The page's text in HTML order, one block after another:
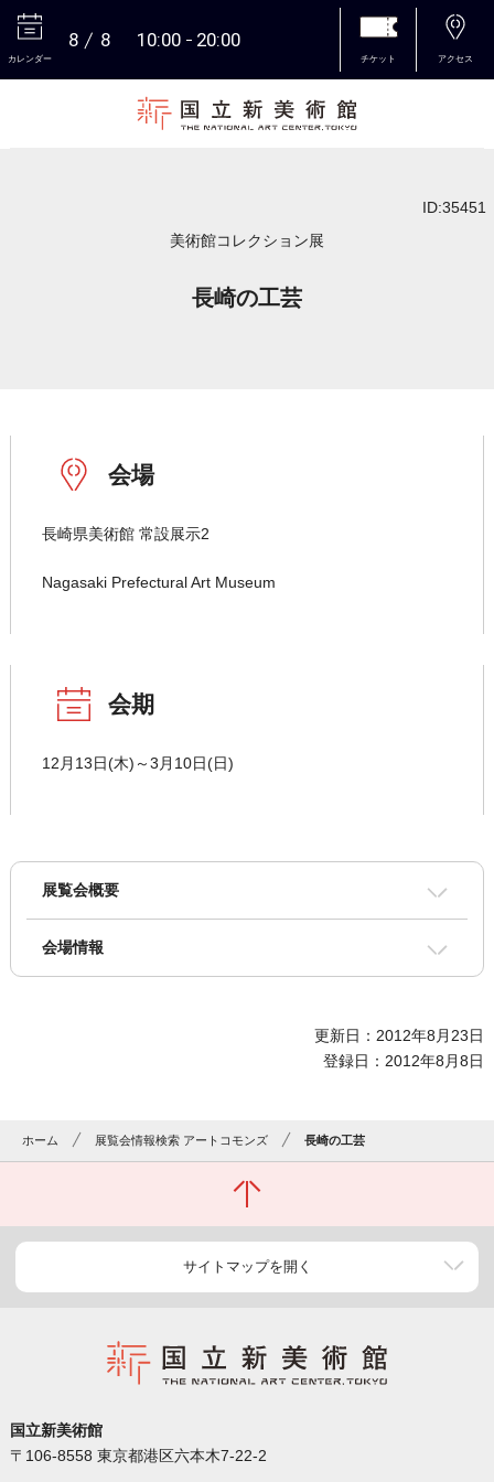
カレンダー
8 8 10:00 20:00
チケット アクセス
ID:35451
美術館コレクション展
長崎の工芸
会場
長崎県美術館 常設展示2
Nagasaki Prefectural Art Museum
会期
12月13日(木)～3月10日(日)
展覧会概要
会場情報
更新日：2012年8月23日
登録日：2012年8月8日
ホーム 展覧会情報検索 アートコモンズ 長崎の工芸
サイトマップを開く
国立新美術館
〒106-8558 東京都港区六本木7-22-2